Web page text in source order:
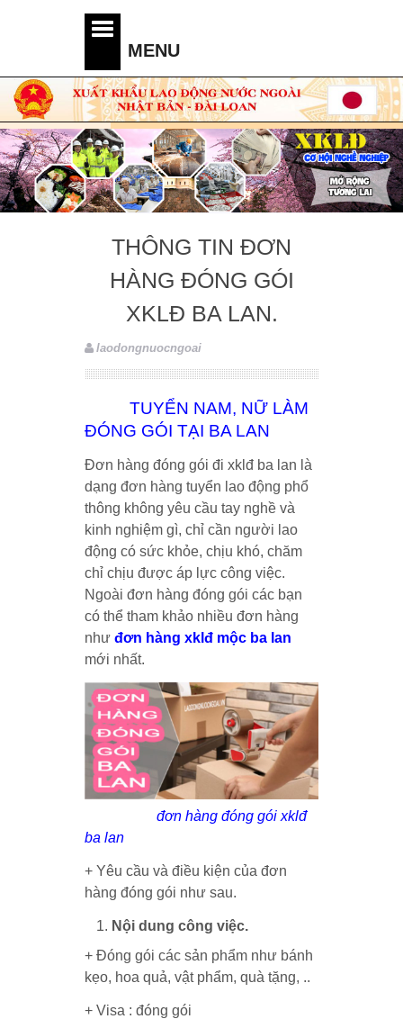
THÔNG TIN ĐƠN
HÀNG ĐÓNG GÓI
XKLĐ BA LAN.
laodongnuocngoai
TUYỂN NAM, NỮ LÀM
ĐÓNG GÓI TẠI BA LAN
Đơn hàng đóng gói đi xklđ ba lan là
dạng đơn hàng tuyển lao động phổ
thông không yêu cầu tay nghề và
kinh nghiệm gì, chỉ cần người lao
động có sức khỏe, chịu khó, chăm
chỉ chịu được áp lực công việc.
Ngoài đơn hàng đóng gói các bạn
có thể tham khảo nhiều đơn hàng
như đơn hàng xklđ mộc ba lan
mới nhất.
đơn hàng đóng gói xklđ
ba lan
+ Yêu cầu và điều kiện của đơn
hàng đóng gói như sau.
Nội dung công việc.
+ Đóng gói các sản phẩm như bánh
kẹo, hoa quả, vật phẩm, quà tặng, ..
+ Visa : đóng gói